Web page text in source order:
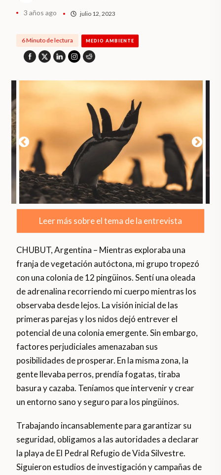
3 años ago julio 12, 2023
6 Minuto de lectura MEDIO AMBIENTE
Leer más sobre el tema de la entrevista
CHUBUT, Argentina – Mientras exploraba una
franja de vegetación autóctona, mi grupo tropezó
con una colonia de 12 pingüinos. Sentí una oleada
de adrenalina recorriendo mi cuerpo mientras los
observaba desde lejos. La visión inicial de las
primeras parejas y los nidos dejó entrever el
potencial de una colonia emergente. Sin embargo,
factores perjudiciales amenazaban sus
posibilidades de prosperar. En la misma zona, la
gente llevaba perros, prendía fogatas, tiraba
basura y cazaba. Teníamos que intervenir y crear
un entorno sano y seguro para los pingüinos.
Trabajando incansablemente para garantizar su
seguridad, obligamos a las autoridades a declarar
la playa de El Pedral Refugio de Vida Silvestre.
Siguieron estudios de investigación y campañas de